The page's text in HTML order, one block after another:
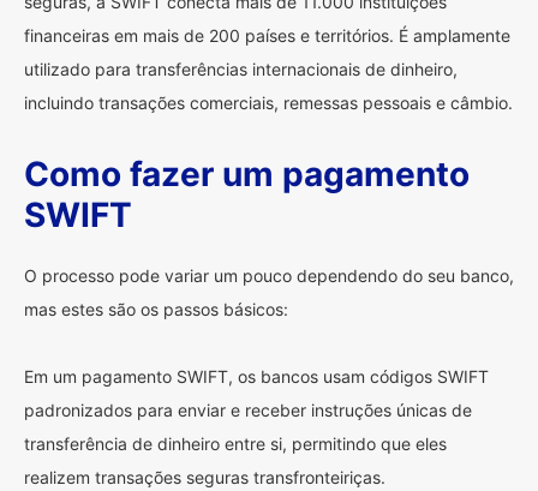
financeiras em mais de 200 países e territórios. É amplamente
utilizado para transferências internacionais de dinheiro,
incluindo transações comerciais, remessas pessoais e câmbio.
Como fazer um pagamento
SWIFT
O processo pode variar um pouco dependendo do seu banco,
mas estes são os passos básicos:
Em um pagamento SWIFT, os bancos usam códigos SWIFT
padronizados para enviar e receber instruções únicas de
transferência de dinheiro entre si, permitindo que eles
realizem transações seguras transfronteiriças.